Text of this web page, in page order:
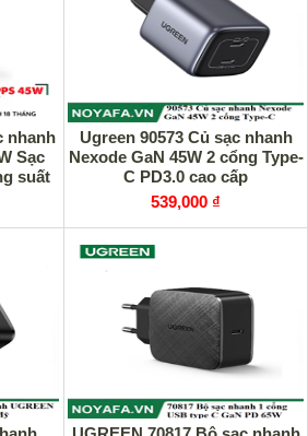
nhanh
Sạc
suất
Ugreen 90573 Củ sạc nhanh
Nexode GaN 45W 2 cổng Type-
C PD3.0 cao cấp
539,000 ₫